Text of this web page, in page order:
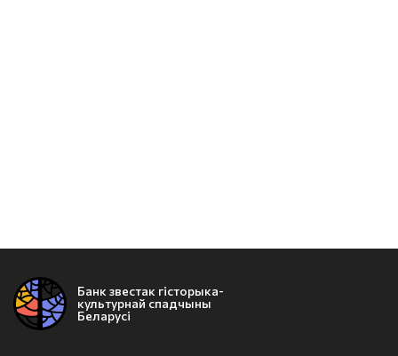
Банк звестак гісторыка-
культурнай спадчыны
Беларусі